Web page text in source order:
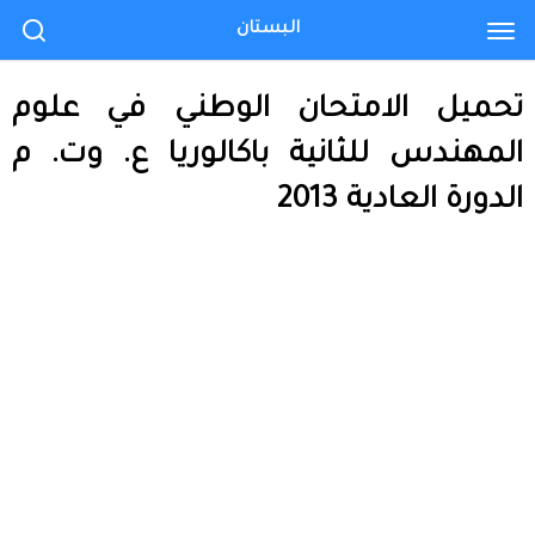
تحميل الامتحان الوطني في علوم
المهندس للثانية باكالوريا ع. وت. م
الدورة العادية 2013
البستان